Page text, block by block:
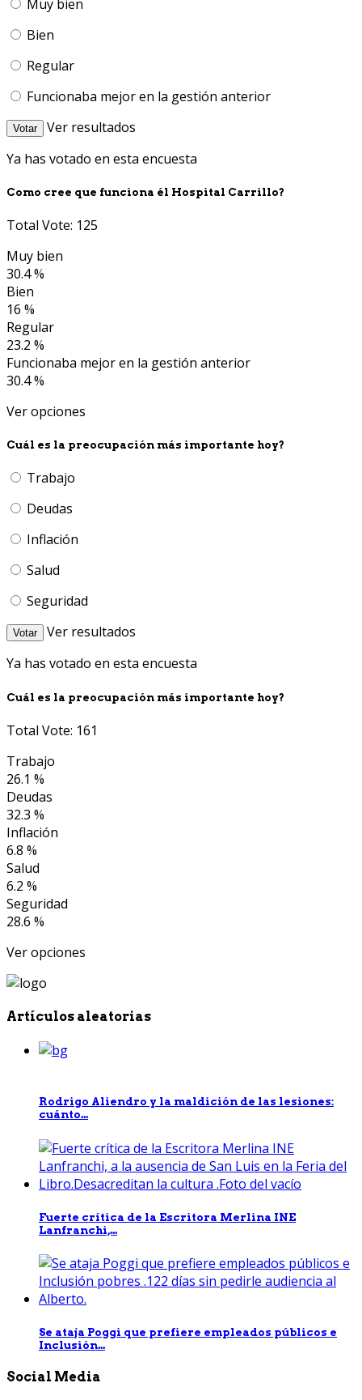
Muy bien
Bien
Regular
Funcionaba mejor en la gestión anterior
Votar
Ver resultados
Ya has votado en esta encuesta
Como cree que funciona él Hospital Carrillo?
Total Vote: 125
Muy bien
30.4 %
Bien
16 %
Regular
23.2 %
Funcionaba mejor en la gestión anterior
30.4 %
Ver opciones
Cuál es la preocupación más importante hoy?
Trabajo
Deudas
Inflación
Salud
Seguridad
Votar
Ver resultados
Ya has votado en esta encuesta
Cuál es la preocupación más importante hoy?
Total Vote: 161
Trabajo
26.1 %
Deudas
32.3 %
Inflación
6.8 %
Salud
6.2 %
Seguridad
28.6 %
Ver opciones
Artículos aleatorias
Rodrigo Aliendro y la maldición de las lesiones:
cuánto...
Fuerte crítica de la Escritora Merlina INE
Lanfranchi,...
Se ataja Poggi que prefiere empleados públicos e
Inclusión...
Social Media